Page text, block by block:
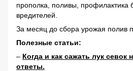
прополка, поливы, профилактика
вредителей.
За месяц до сбора урожая полив
Полезные статьи:
– Когда и как сажать лук севок
ответы.